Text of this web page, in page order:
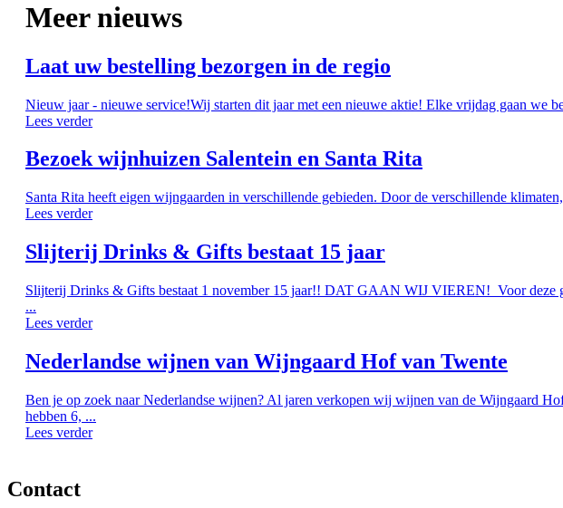
Meer nieuws
Laat uw bestelling bezorgen in de regio
Nieuw jaar - nieuwe service!Wij starten dit jaar met een nieuwe aktie! Elke vrijdag gaan we
Lees verder
Bezoek wijnhuizen Salentein en Santa Rita
Santa Rita heeft eigen wijngaarden in verschillende gebieden. Door de verschillende
Lees verder
Slijterij Drinks & Gifts bestaat 15 jaar
Slijterij Drinks & Gifts bestaat 1 november 15 jaar!! DAT GAAN WIJ VIEREN! Voor
...
Lees verder
Nederlandse wijnen van Wijngaard Hof van Twente
Ben je op zoek naar Nederlandse wijnen? Al jaren verkopen wij wijnen van de Wijngaard
hebben 6, ...
Lees verder
Contact